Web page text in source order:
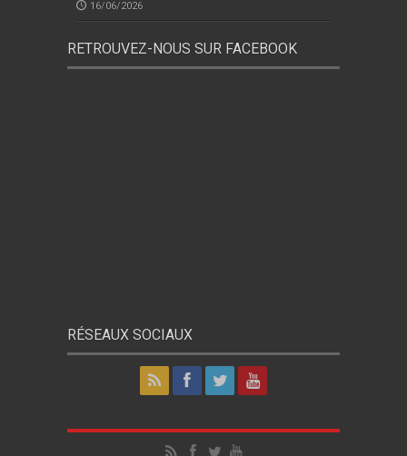
16/06/2026
RETROUVEZ-NOUS SUR FACEBOOK
RÉSEAUX SOCIAUX